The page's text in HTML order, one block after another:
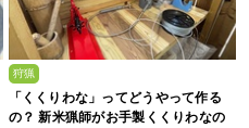
狩猟
「くくりわな」ってどうやって作る
の？ 新米猟師がお手製くくりわなの